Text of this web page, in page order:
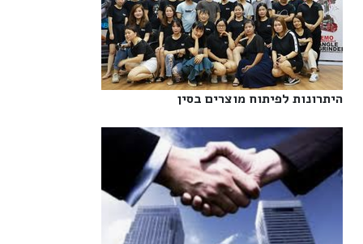
היתרונות לפיתוח מוצרים בסין‎